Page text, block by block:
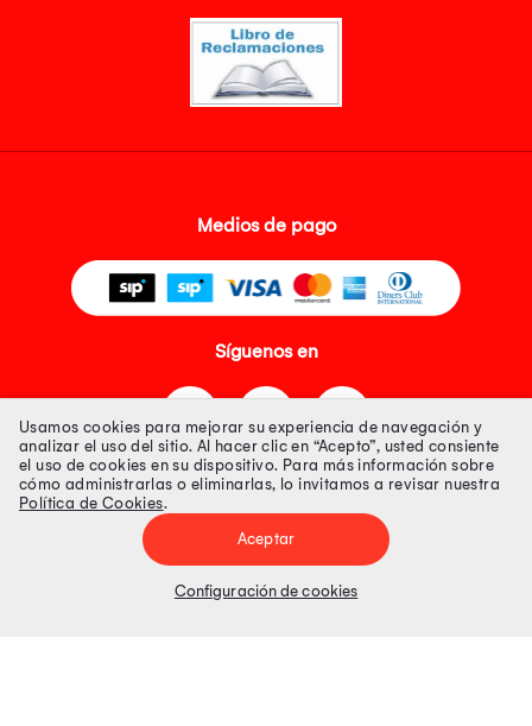
Medios de pago
Síguenos en
Tienda 100% Segura
Tiendas Peruanas S.A. R.U.C. Nº 20493020618. Todos los derechos
Precios disponibles solo en www.oechsle.pe. Precios online publicados
Usamos cookies para mejorar su experiencia de navegación y
analizar el uso del sitio. Al hacer clic en “Acepto”, usted consiente
el uso de cookies en su dispositivo. Para más información sobre
cómo administrarlas o eliminarlas, lo invitamos a revisar nuestra
Política de Cookies.
Aceptar
Configuración de cookies